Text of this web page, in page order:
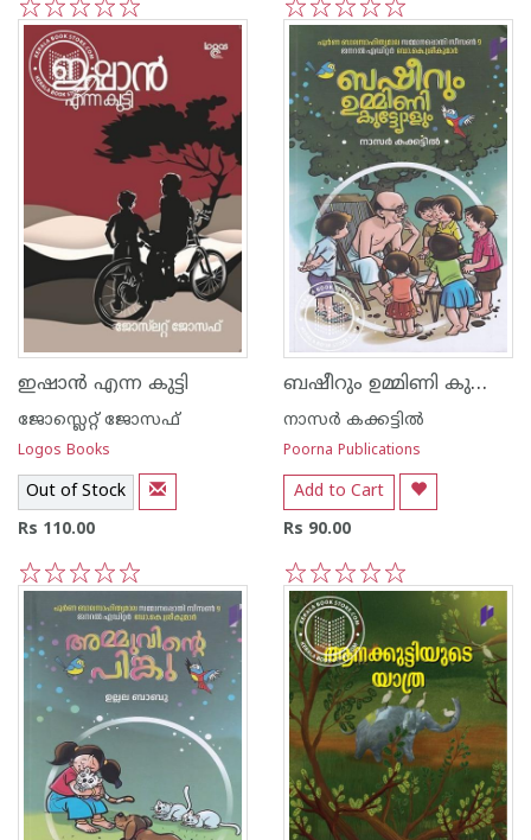
5
4
3
2
1 5
4
3
2
1
ഇഷാൻ എന്ന കുട്ടി
ജോസ്ലെറ്റ് ജോസഫ്
Logos Books
Out of Stock
Rs 110.00
5
4
3
2
1
ബഷീറും ഉമ്മിണി കുട്ട്യോളും
നാസര്‍ കക്കട്ടില്‍
Poorna Publications
Add to Cart
Rs 90.00
5
4
3
2
1